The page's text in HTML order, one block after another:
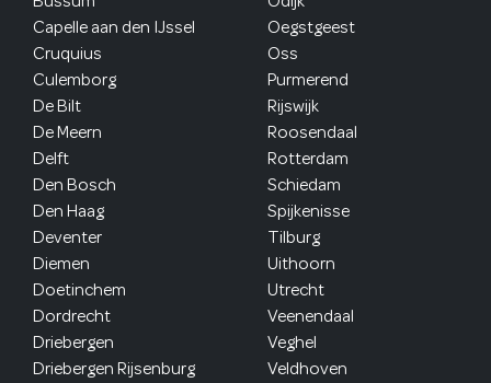
Capelle aan den IJssel
Cruquius
Culemborg
De Bilt
De Meern
Delft
Den Bosch
Den Haag
Deventer
Diemen
Doetinchem
Dordrecht
Driebergen
Driebergen Rijsenburg
Oegstgeest
Oss
Purmerend
Rijswijk
Roosendaal
Rotterdam
Schiedam
Spijkenisse
Tilburg
Uithoorn
Utrecht
Veenendaal
Veghel
Veldhoven